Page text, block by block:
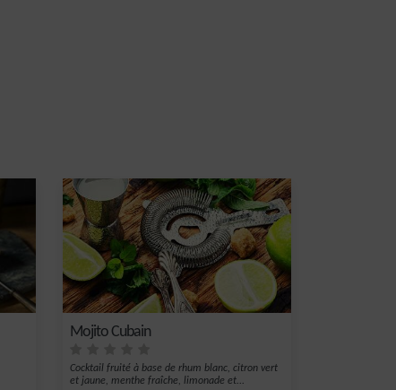
Mojito Cubain
Cocktail fruité à base de rhum blanc, citron vert
et jaune, menthe fraîche, limonade et...